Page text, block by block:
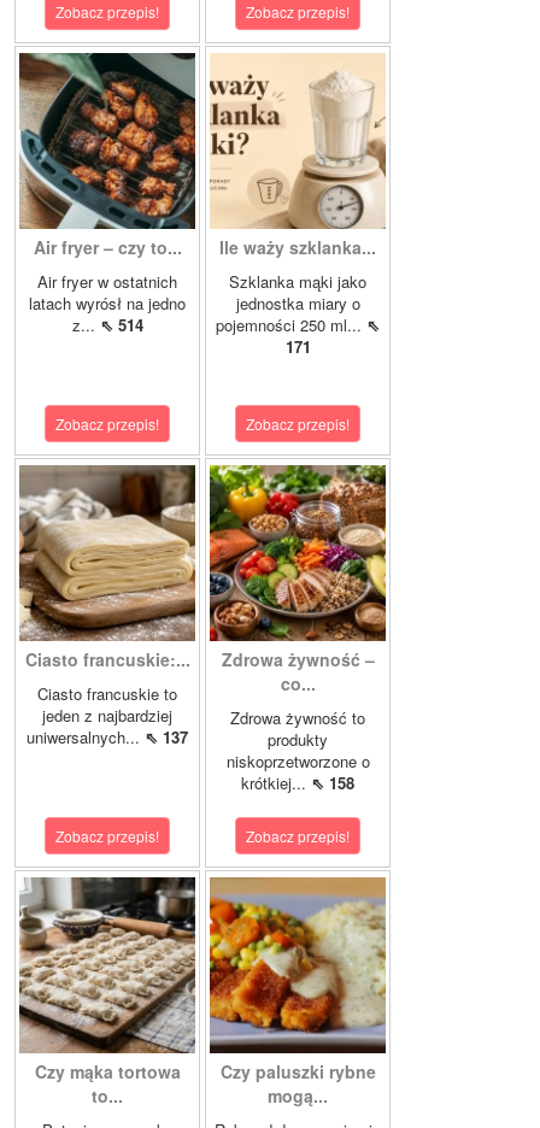
Zobacz przepis! Zobacz przepis!
Air fryer – czy to...
Air fryer w ostatnich
latach wyrósł na jedno
z... ⇖ 514
Zobacz przepis!
Ile waży szklanka...
Szklanka mąki jako
jednostka miary o
pojemności 250 ml... ⇖
171
Zobacz przepis!
Ciasto francuskie:...
Ciasto francuskie to
jeden z najbardziej
uniwersalnych... ⇖ 137
Zobacz przepis!
Zdrowa żywność –
co...
Zdrowa żywność to
produkty
niskoprzetworzone o
krótkiej... ⇖ 158
Zobacz przepis!
Czy mąka tortowa
to...
Czy paluszki rybne
mogą...